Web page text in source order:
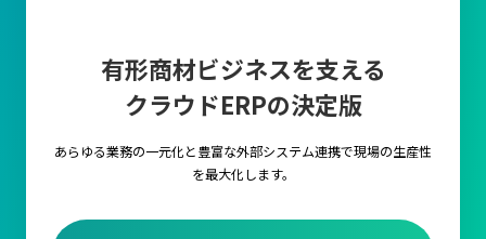
有形商材ビジネスを支える
クラウドERPの決定版
あらゆる業務の一元化と豊富な外部システム連携で現場の生産性
を最大化します。